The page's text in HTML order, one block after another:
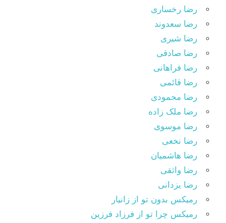
رضا رخساری
رضا سعدوند
رضا شیری
رضا صادقی
رضا فراهانی
رضا قائمی
رضا محمودی
رضا ملک زاده
رضا موسوی
رضا نخعی
رضا هاشمیان
رضا واثقی
رضا یزدانی
رمیکس بدون تو از زانیار
رمیکس چرا تو از فرزاد فرزین